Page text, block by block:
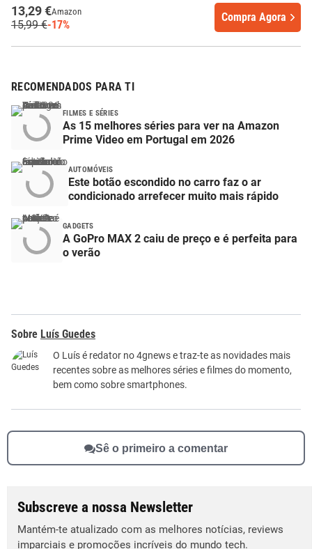
13,29 €Amazon
15,99 €-17%
Compra Agora
RECOMENDADOS PARA TI
FILMES E SÉRIES
As 15 melhores séries para ver na Amazon
Prime Video em Portugal em 2026
AUTOMÓVEIS
Este botão escondido no carro faz o ar
condicionado arrefecer muito mais rápido
GADGETS
A GoPro MAX 2 caiu de preço e é perfeita para
o verão
Luís Guedes
O Luís é redator no 4gnews e traz-te as novidades mais
recentes sobre as melhores séries e filmes do momento,
bem como sobre smartphones.
Sê o primeiro a comentar
Subscreve a nossa Newsletter
Mantém-te atualizado com as melhores notícias, reviews
imparciais e promoções incríveis do mundo tech.